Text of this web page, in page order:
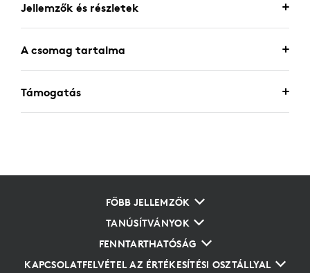
Jellemzők és részletek
A csomag tartalma
Támogatás
FŐBB JELLEMZŐK
TANÚSÍTVÁNYOK
FENNTARTHATÓSÁG
KAPCSOLATFELVÉTEL AZ ÉRTÉKESÍTÉSI OSZTÁLLYAL